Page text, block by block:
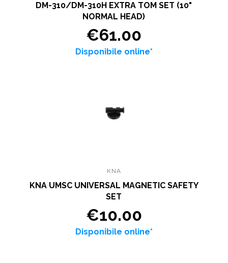
DM-310/DM-310H EXTRA TOM SET (10"
NORMAL HEAD)
€61.00
Disponibile online*
KNA
KNA UMSC UNIVERSAL MAGNETIC SAFETY
SET
€10.00
Disponibile online*